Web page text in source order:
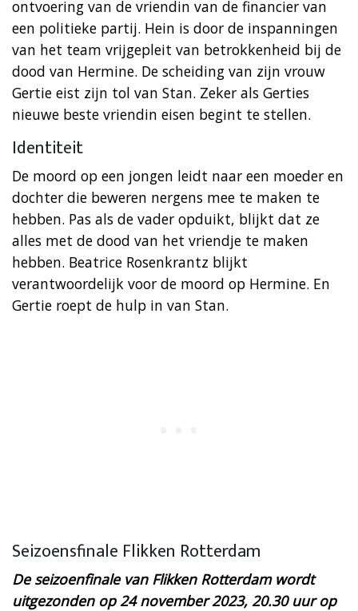
ontvoering van de vriendin van de financier van
een politieke partij. Hein is door de inspanningen
van het team vrijgepleit van betrokkenheid bij de
dood van Hermine. De scheiding van zijn vrouw
Gertie eist zijn tol van Stan. Zeker als Gerties
nieuwe beste vriendin eisen begint te stellen.
Identiteit
De moord op een jongen leidt naar een moeder en
dochter die beweren nergens mee te maken te
hebben. Pas als de vader opduikt, blijkt dat ze
alles met de dood van het vriendje te maken
hebben. Beatrice Rosenkrantz blijkt
verantwoordelijk voor de moord op Hermine. En
Gertie roept de hulp in van Stan.
Seizoensfinale Flikken Rotterdam
De seizoenfinale van Flikken Rotterdam wordt
uitgezonden op 24 november 2023, 20.30 uur op